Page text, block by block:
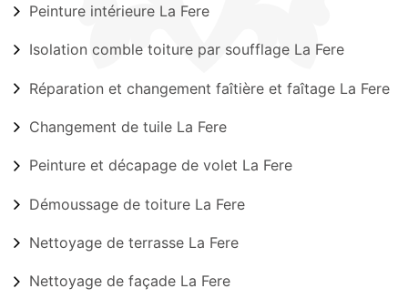
Peinture intérieure La Fere
Isolation comble toiture par soufflage La Fere
Réparation et changement faîtière et faîtage La Fere
Changement de tuile La Fere
Peinture et décapage de volet La Fere
Démoussage de toiture La Fere
Nettoyage de terrasse La Fere
Nettoyage de façade La Fere